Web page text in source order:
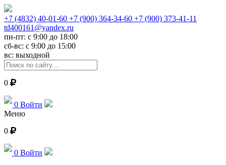
+7 (4832) 40-01-60 +7 (900) 364-34-60 +7 (900) 373-41-11
td400161@yandex.ru
пн-пт: с 9:00 до 18:00
сб-вс: с 9:00 до 15:00
вс: выходной
0
0 Войти
Меню
0
0 Войти